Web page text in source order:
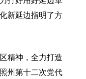
新延边指明了方
精神，全力打造
州第十二次党代